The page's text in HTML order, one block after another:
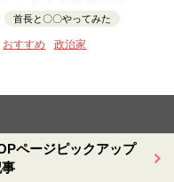
首長と〇〇やってみた
おすすめ
政治家
ページピックアップ